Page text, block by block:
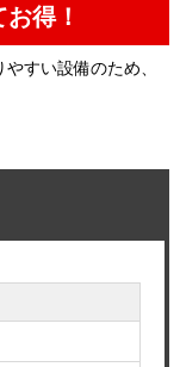
得！
すい設備のため、